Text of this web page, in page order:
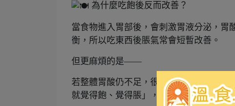
為什麼吃飽後反而改善？
當食物進入胃部後，會刺激胃液分泌，胃
衡，所以吃東西後脹氣常會短暫改善。
但更麻煩的是——
若整體胃酸仍不足，很容易出現「空腹
就覺得飽、覺得脹」，都是同樣的機轉！